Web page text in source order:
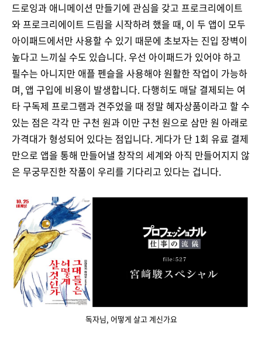
드로잉과 애니메이션 만들기에 관심을 갖고 프로크리에이트
와 프로크리에이트 드림을 시작하려 했을 때, 이 두 앱이 모두
아이패드에서만 사용할 수 있기 때문에 초보자는 진입 장벽이
높다고 느끼실 수도 있습니다. 우선 아이패드가 있어야 하고
필수는 아니지만 애플 펜슬을 사용해야 원활한 작업이 가능하
며, 앱 구입에 비용이 발생합니다. 다행히도 매달 결제되는 여
타 구독제 프로그램과 견주었을 때 정말 혜자상품이라고 할 수
있는 점은 각각 만 구천 원과 이만 구천 원으로 삼만 원 아래로
가격대가 형성되어 있다는 점입니다. 게다가 단 1회 유료 결제
만으로 앱을 통해 만들어낼 창작의 세계와 아직 만들어지지 않
은 무궁무진한 작품이 우리를 기다리고 있다는 겁니다.
독자님, 어떻게 살고 계신가요